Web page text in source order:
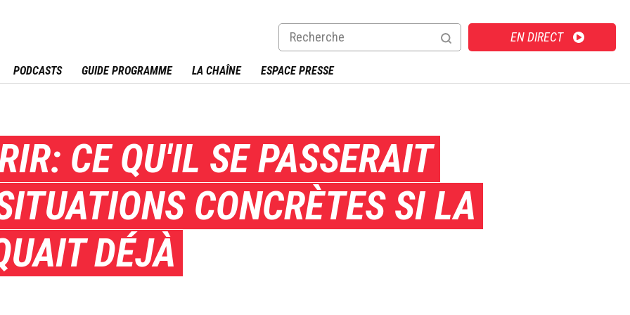
EN DIRECT
PODCASTS GUIDE PROGRAMME LA CHAÎNE ESPACE PRESSE
CE QU'IL SE PASSERAIT
CONCRÈTES SI LA
DÉJÀ